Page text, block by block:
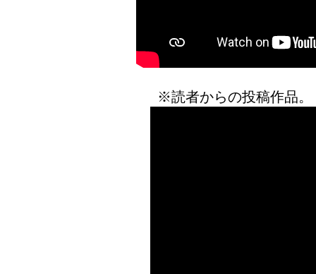
※読者からの投稿作品